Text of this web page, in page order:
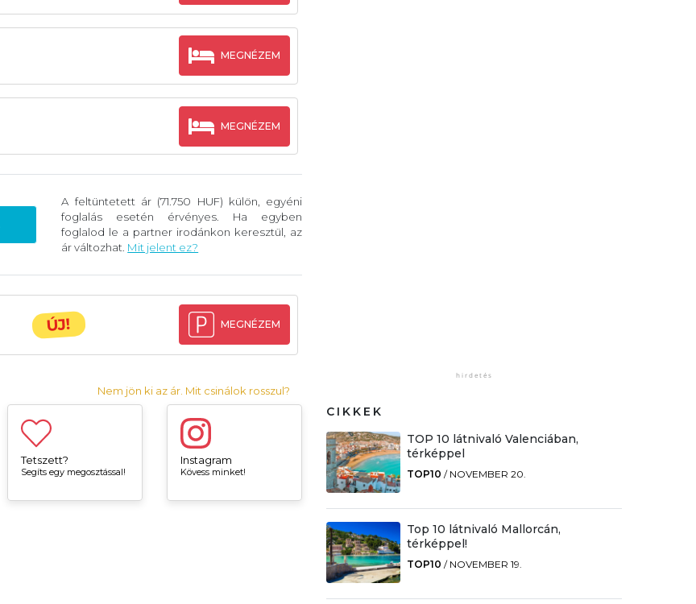
MEGNÉZEM
MEGNÉZEM
A feltüntetett ár (71.750 HUF) külön, egyéni
foglalás esetén érvényes. Ha egyben
foglalod le a partner irodánkon keresztül, az
ár változhat. Mit jelent ez?
ÚJ! MEGNÉZEM
Nem jön ki az ár. Mit csinálok rosszul?
Tetszett?
Segíts egy megosztással!
Instagram
Kövess minket!
CIKKEK
TOP 10 látnivaló Valenciában,
térképpel
TOP10 / NOVEMBER 20.
Top 10 látnivaló Mallorcán,
térképpel!
TOP10 / NOVEMBER 19.